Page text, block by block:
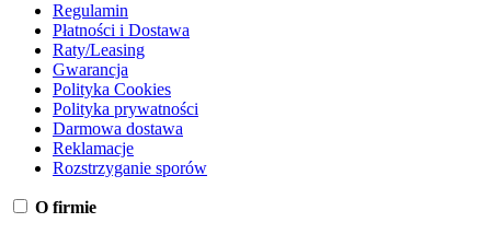
Regulamin
Płatności i Dostawa
Raty/Leasing
Gwarancja
Polityka Cookies
Polityka prywatności
Darmowa dostawa
Reklamacje
Rozstrzyganie sporów
O firmie